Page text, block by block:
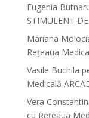
Eugenia
STIMULENT DE
Mariana
Rețeaua
Vasile Buchila
Medicală
Vera
cu Rețeaua